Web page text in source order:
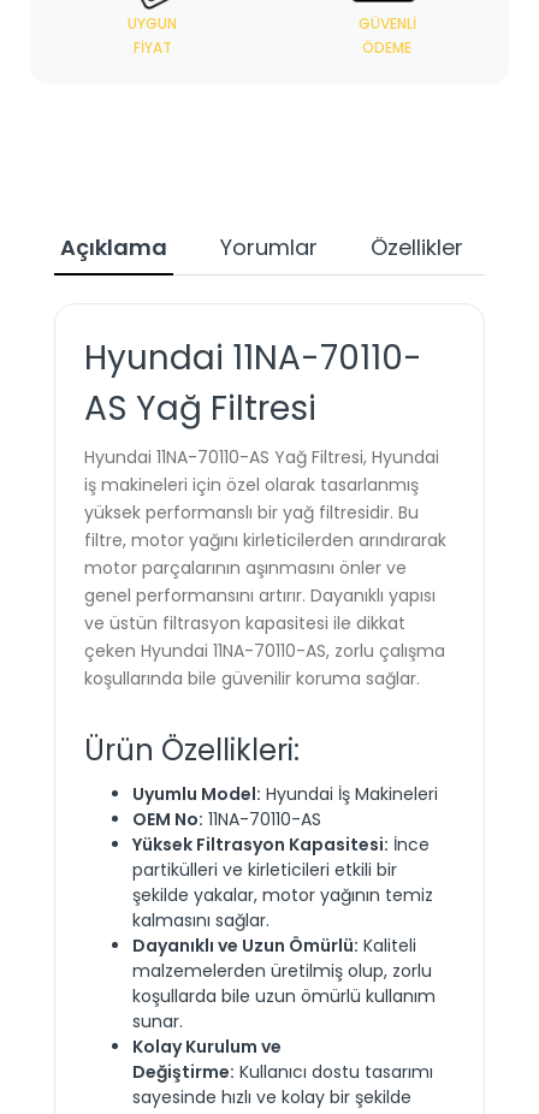
UYGUN
FIYAT
GÜVENLI
ÖDEME
Açıklama Yorumlar Özellikler
Hyundai 11NA-70110-
AS Yağ Filtresi
Hyundai 11NA-70110-AS Yağ Filtresi, Hyundai
iş makineleri için özel olarak tasarlanmış
yüksek performanslı bir yağ filtresidir. Bu
filtre, motor yağını kirleticilerden arındırarak
motor parçalarının aşınmasını önler ve
genel performansını artırır. Dayanıklı yapısı
ve üstün filtrasyon kapasitesi ile dikkat
çeken Hyundai 11NA-70110-AS, zorlu çalışma
koşullarında bile güvenilir koruma sağlar.
Ürün Özellikleri:
Uyumlu Model: Hyundai İş Makineleri
OEM No: 11NA-70110-AS
Yüksek Filtrasyon Kapasitesi: İnce
partikülleri ve kirleticileri etkili bir
şekilde yakalar, motor yağının temiz
kalmasını sağlar.
Dayanıklı ve Uzun Ömürlü: Kaliteli
malzemelerden üretilmiş olup, zorlu
koşullarda bile uzun ömürlü kullanım
sunar.
Kolay Kurulum ve
Değiştirme: Kullanıcı dostu tasarımı
sayesinde hızlı ve kolay bir şekilde